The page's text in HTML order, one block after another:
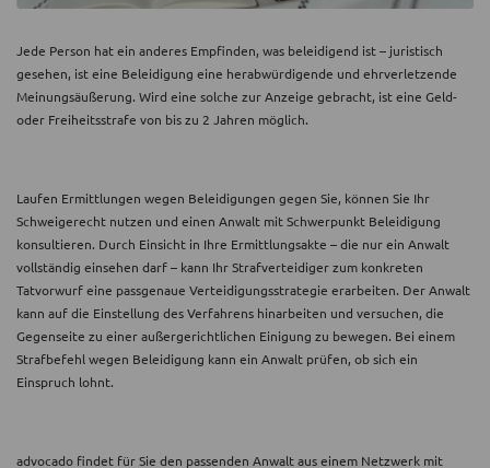
Jede Person hat ein anderes Empfinden, was beleidigend ist – juristisch
gesehen, ist eine Beleidigung eine herabwürdigende und ehrverletzende
Meinungsäußerung. Wird eine solche zur Anzeige gebracht, ist eine Geld-
oder Freiheitsstrafe von bis zu 2 Jahren möglich.
Laufen Ermittlungen wegen Beleidigungen gegen Sie, können Sie Ihr
Schweigerecht nutzen und einen Anwalt mit Schwerpunkt Beleidigung
konsultieren. Durch Einsicht in Ihre Ermittlungsakte – die nur ein Anwalt
vollständig einsehen darf – kann Ihr Strafverteidiger zum konkreten
Tatvorwurf eine passgenaue Verteidigungsstrategie erarbeiten. Der Anwalt
kann auf die Einstellung des Verfahrens hinarbeiten und versuchen, die
Gegenseite zu einer außergerichtlichen Einigung zu bewegen. Bei einem
Strafbefehl wegen Beleidigung kann ein Anwalt prüfen, ob sich ein
Einspruch lohnt.
advocado findet für Sie den passenden Anwalt aus einem Netzwerk mit